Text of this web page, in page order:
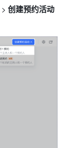
> 创建预约活动